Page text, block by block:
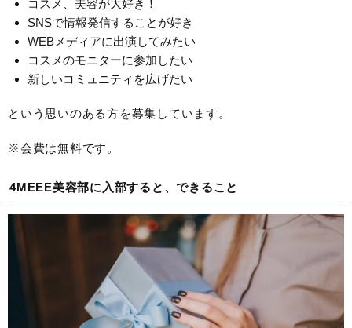
コスメ、美容が大好き！
SNSで情報発信することが好き
WEBメディアに出演してみたい
コスメのモニターに参加したい
新しいコミュニティを広げたい
という思いのある方を募集しています。
※会費は無料です。
4MEEE美容部に入部すると、できること